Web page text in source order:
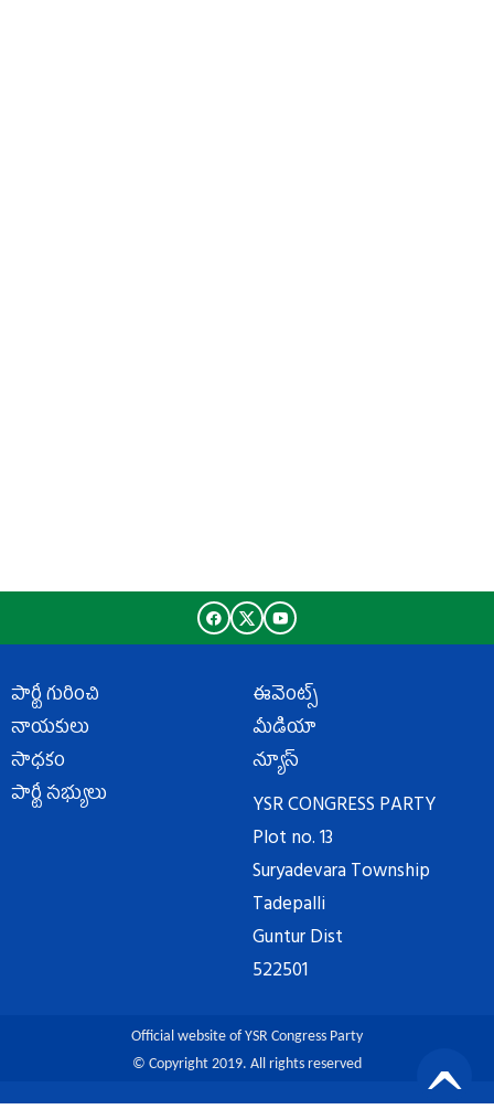
పార్టీ గురించి
నాయకులు
సాధకం
పార్టీ సభ్యులు
ఈవెంట్స్
మీడియా
న్యూస్
YSR CONGRESS PARTY
Plot no. 13
Suryadevara Township
Tadepalli
Guntur Dist
522501
Official website of YSR Congress Party
© Copyright 2019. All rights reserved